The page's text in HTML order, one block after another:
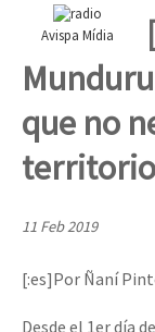
La palabra del EZLN
TEMAS
Chiapas
México
Latinoamérica
Dia 5, sessão 1, do
Dia 4 – Encontro
Dia 3 do Encontro
Avispa Mídia
que no
11 Feb 2019
[:es]Por Ñaní
Desde el 1er día